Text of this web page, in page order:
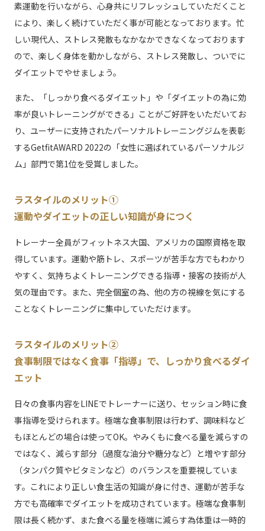
素運動を行いながら、心身共にリフレッシュしていただくこと
により、楽しく続けていただく事が可能となっております。忙
しい現代人、ストレス発散もなかなかできなくなっております
ので、楽しく身体を動かしながら、ストレス発散し、ついでに
ダイエットでやせましょう。
また、「しっかり食べるダイエット」や「ダイエットの為に効
率が良いトレーニングができる」ことがご好評をいただいてお
り、ユーザーに支持されたパーソナルトレーニングジムを表彰
するGetfitAWARD 2022の「女性に選ばれているパーソナルジ
ム」部門で第1位を受賞しました。
ラスタイルのメリット①
運動やダイエットの正しい知識が身につく
トレーナー全員がフィットネス大国、アメリカの国際資格を取
得しています。運動や筋トレ、スポーツが苦手な方でもわかり
やすく、気持ちよくトレーニングできる指導・接客の技術が人
気の理由です。また、完全個室の為、他の方の視線を気にする
ことなくトレーニングに集中していただけます。
ラスタイルのメリット②
食事制限ではなく食事「指導」で、しっかり食べるダイ
エット
日々の食事内容をLINEでトレーナーに送り、セッション時に食
事指導を受けられます。極端な食事制限は行わず、調味料など
もほとんどの場合は使ってOK。やみくもに食べる量を減らすの
ではなく、減らす部分（過度な油分や糖分など）と増やす部分
（タンパク質やビタミンなど）のバランスを重要視していま
す。これにより正しい食生活の知識が身に付き、運動が苦手な
方でも高確率でダイエットを成功されています。極端な食事制
限は長く続かず、また食べる量を極端に減らす為体重は一時的